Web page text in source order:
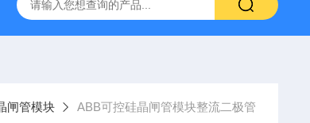
闸管模块 ABB可控硅晶闸管模块整流二极管